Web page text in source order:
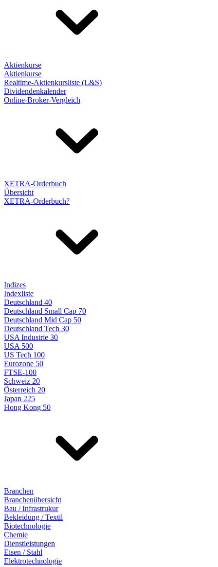
Aktienkurse
Aktienkurse
Realtime-Aktienkursliste (L&S)
Dividendenkalender
Online-Broker-Vergleich
XETRA-Orderbuch
Übersicht
XETRA-Orderbuch?
Indizes
Indexliste
Deutschland 40
Deutschland Small Cap 70
Deutschland Mid Cap 50
Deutschland Tech 30
USA Industrie 30
USA 500
US Tech 100
Eurozone 50
FTSE-100
Schweiz 20
Österreich 20
Japan 225
Hong Kong 50
Branchen
Branchenübersicht
Bau / Infrastrukur
Bekleidung / Textil
Biotechnologie
Chemie
Dienstleistungen
Eisen / Stahl
Elektrotechnologie